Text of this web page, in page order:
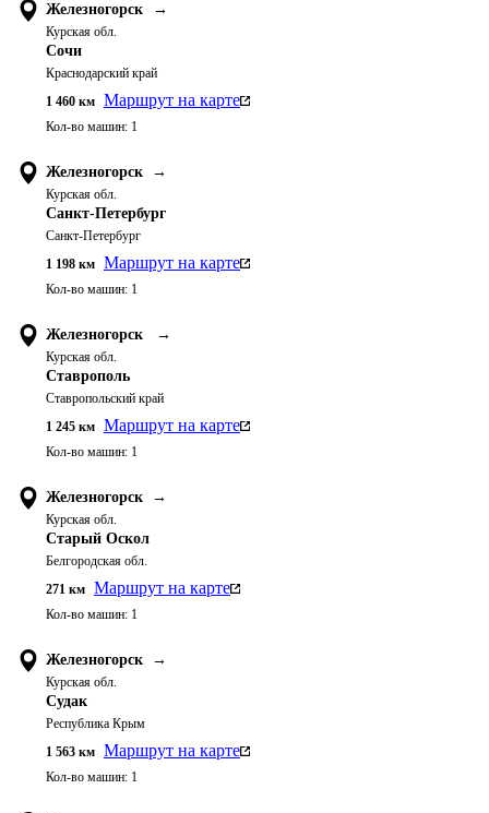
Железногорск →
Курская обл.
Сочи
Краснодарский край
1 460 км Маршрут на карте
Кол-во машин: 1
Железногорск →
Курская обл.
Санкт-Петербург
Санкт-Петербург
1 198 км Маршрут на карте
Кол-во машин: 1
Железногорск →
Курская обл.
Ставрополь
Ставропольский край
1 245 км Маршрут на карте
Кол-во машин: 1
Железногорск →
Курская обл.
Старый Оскол
Белгородская обл.
271 км Маршрут на карте
Кол-во машин: 1
Железногорск →
Курская обл.
Судак
Республика Крым
1 563 км Маршрут на карте
Кол-во машин: 1